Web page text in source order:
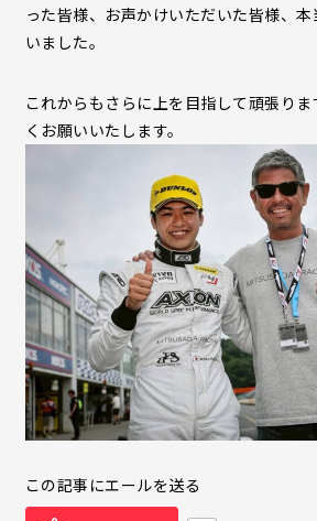
った皆様、お声かけいただいた皆様、
いました。
これからもさらに上を目指して頑張り
くお願いいたします。
この記事にエールを送る